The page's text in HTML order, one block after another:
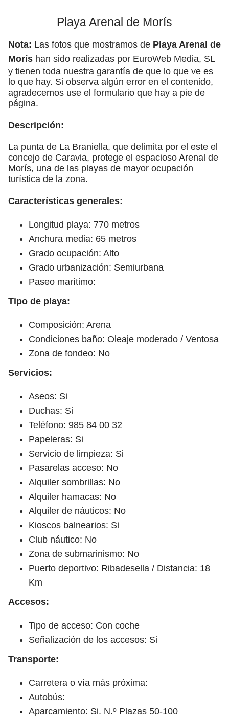
Playa Arenal de Morís
Nota: Las fotos que mostramos de Playa Arenal de
Morís han sido realizadas por EuroWeb Media, SL
y tienen toda nuestra garantía de que lo que ve es
lo que hay. Si observa algún error en el contenido,
agradecemos use el formulario que hay a pie de
página.
Descripción:
La punta de La Braniella, que delimita por el este el
concejo de Caravia, protege el espacioso Arenal de
Morís, una de las playas de mayor ocupación
turística de la zona.
Características generales:
Longitud playa: 770 metros
Anchura media: 65 metros
Grado ocupación: Alto
Grado urbanización: Semiurbana
Paseo marítimo:
Tipo de playa:
Composición: Arena
Condiciones baño: Oleaje moderado / Ventosa
Zona de fondeo: No
Servicios:
Aseos: Si
Duchas: Si
Teléfono: 985 84 00 32
Papeleras: Si
Servicio de limpieza: Si
Pasarelas acceso: No
Alquiler sombrillas: No
Alquiler hamacas: No
Alquiler de náuticos: No
Kioscos balnearios: Si
Club náutico: No
Zona de submarinismo: No
Puerto deportivo: Ribadesella / Distancia: 18
Km
Accesos:
Tipo de acceso: Con coche
Señalización de los accesos: Si
Transporte:
Carretera o vía más próxima:
Autobús:
Aparcamiento: Si. N.º Plazas 50-100